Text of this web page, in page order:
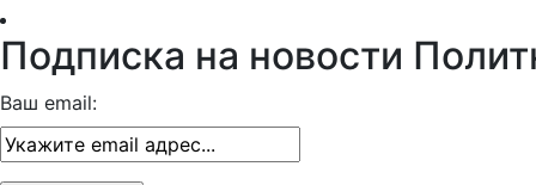
Подписка на новости
Ваш email: